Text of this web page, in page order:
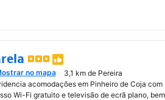
janelano mapa
3,1 km de Pereira
acomodações em Pinheiro de Coja com
Wi-Fi gratuito e televisão de ecrã plano, bem